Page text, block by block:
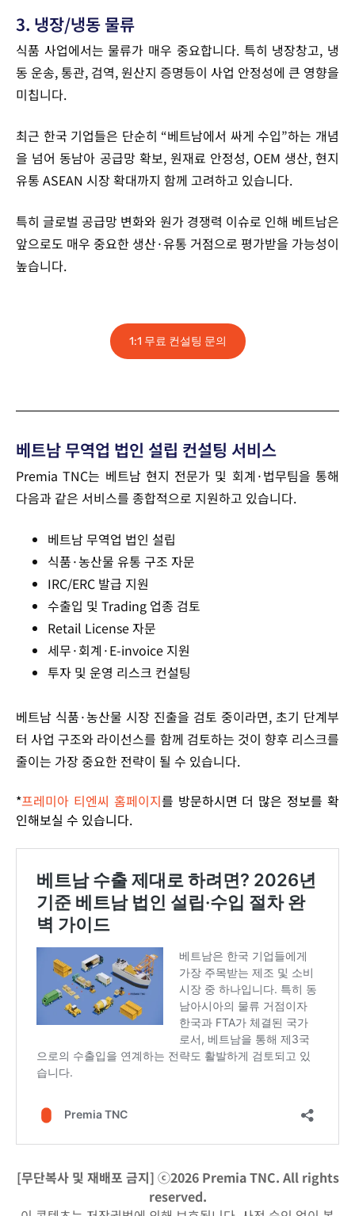
3. 냉장/냉동 물류
식품 사업에서는 물류가 매우 중요합니다. 특히 냉장창고, 냉
동 운송,통관, 검역,원산지 증명등이 사업 안정성에 큰 영향을
미칩니다.
최근 한국 기업들은 단순히 “베트남에서 싸게 수입”하는 개념
을 넘어 동남아 공급망 확보, 원재료 안정성, OEM 생산, 현지
유통 ASEAN 시장 확대까지 함께 고려하고 있습니다.
특히 글로벌 공급망 변화와 원가 경쟁력 이슈로 인해 베트남은
앞으로도 매우 중요한 생산·유통 거점으로 평가받을 가능성이
높습니다.
1:1 무료 컨설팅 문의
베트남 무역업 법인 설립 컨설팅 서비스
Premia TNC는 베트남 현지 전문가 및 회계·법무팀을 통해
다음과 같은 서비스를 종합적으로 지원하고 있습니다.
베트남 무역업 법인 설립
식품·농산물 유통 구조 자문
IRC/ERC 발급 지원
수출입 및 Trading 업종 검토
Retail License 자문
세무·회계·E-invoice 지원
투자 및 운영 리스크 컨설팅
베트남 식품·농산물 시장 진출을 검토 중이라면, 초기 단계부
터 사업 구조와 라이선스를 함께 검토하는 것이 향후 리스크를
줄이는 가장 중요한 전략이 될 수 있습니다.
*프레미아 티엔씨 홈페이지를 방문하시면 더 많은 정보를 확
인해보실 수 있습니다.
[무단복사 및 재배포 금지] ⓒ2026 Premia TNC. All rights
reserved.